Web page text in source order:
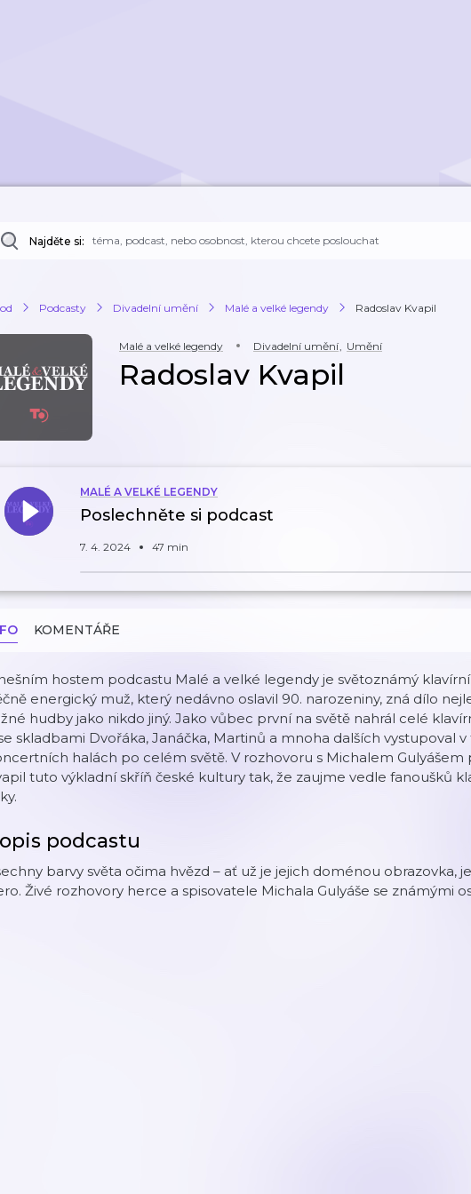
Najděte si:
Podcasty Divadelní umění Malé a velké legendy Radoslav Kvapil
Malé a velké legendy Divadelní umění, Umění
Radoslav Kvapil
MALÉ A VELKÉ LEGENDY
Poslechněte si podcast
7. 4. 2024 47 min
KOMENTÁŘE
hostem podcastu Malé a velké legendy je světoznámý klavírní
energický muž, který nedávno oslavil 90. narozeniny, zná dílo
hudby jako nikdo jiný. Jako vůbec první na světě nahrál celé
skladbami Dvořáka, Janáčka, Martinů a mnoha dalších vystupoval
halách po celém světě. V rozhovoru s Michalem Gulyášem
tuto výkladní skříň české kultury tak, že zaujme vedle fanoušků
podcastu
barvy světa očima hvězd – ať už je jejich doménou obrazovka,
Živé rozhovory herce a spisovatele Michala Gulyáše se známými